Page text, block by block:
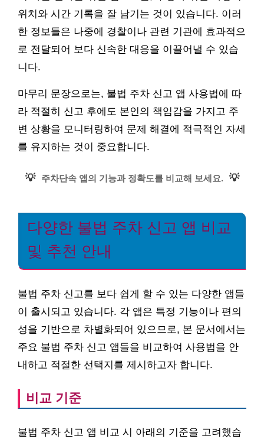
위치와 시간 기록을 잘 남기는 것이 있습니다. 이러
한 정보들은 나중에 경찰이나 관련 기관에 효과적으
로 전달되어 보다 신속한 대응을 이끌어낼 수 있습
니다.
마무리 문장으로는, 불법 주차 신고 앱 사용법에 따
라 적절히 신고 후에도 본인의 책임감을 가지고 주
변 상황을 모니터링하여 문제 해결에 적극적인 자세
를 유지하는 것이 중요합니다.
💡 주차단속 앱의 기능과 정확도를 비교해 보세요. 💡
다양한 불법 주차 신고 앱 비교
및 추천 안내
불법 주차 신고를 보다 쉽게 할 수 있는 다양한 앱들
이 출시되고 있습니다. 각 앱은 특정 기능이나 편의
성을 기반으로 차별화되어 있으므로, 본 문서에서는
주요 불법 주차 신고 앱들을 비교하여 사용법을 안
내하고 적절한 선택지를 제시하고자 합니다.
비교 기준
불법 주차 신고 앱 비교 시 아래의 기준을 고려했습